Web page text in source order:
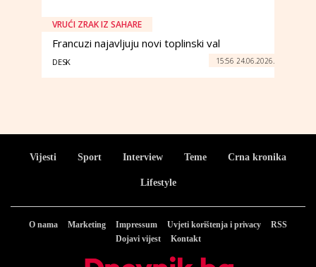
VRUĆI ZRAK IZ SAHARE
Francuzi najavljuju novi toplinski val
DESK 15:56 24.06.2026.
Vijesti Sport Interview Teme Crna kronika
Lifestyle
O nama Marketing Impressum Uvjeti korištenja i privacy
RSS
Dojavi vijest
Kontakt